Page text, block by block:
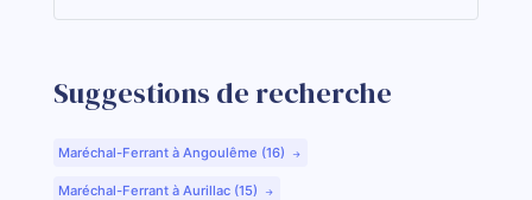
Suggestions de recherche
Maréchal-Ferrant à Angoulême (16)
Maréchal-Ferrant à Aurillac (15)